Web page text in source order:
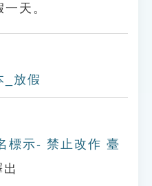
天。
_放假
標示- 禁止改作 臺
出